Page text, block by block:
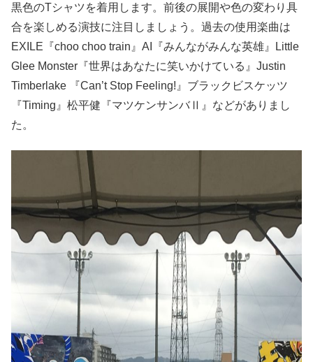
黒色のTシャツを着用します。前後の展開や色の変わり具
合を楽しめる演技に注目しましょう。過去の使用楽曲は
EXILE『choo choo train』AI『みんながみんな英雄』Little
Glee Monster『世界はあなたに笑いかけている』Justin
Timberlake 『Can’t Stop Feeling!』ブラックビスケッツ
『Timing』松平健『マツケンサンバⅡ』などがありまし
た。